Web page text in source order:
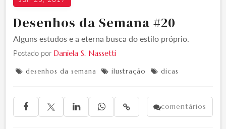
Desenhos da Semana #20
Alguns estudos e a eterna busca do estilo próprio.
Postado por Daniela S. Nassetti
 desenhos da semana  ilustração  dicas
    comentários